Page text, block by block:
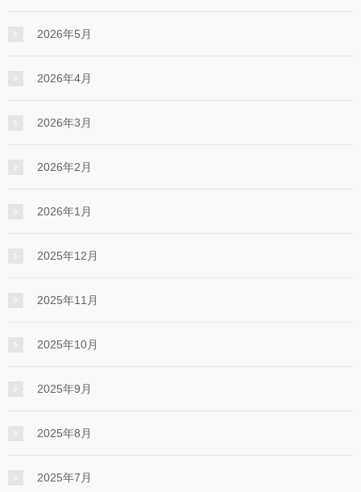
2026年5月
2026年4月
2026年3月
2026年2月
2026年1月
2025年12月
2025年11月
2025年10月
2025年9月
2025年8月
2025年7月